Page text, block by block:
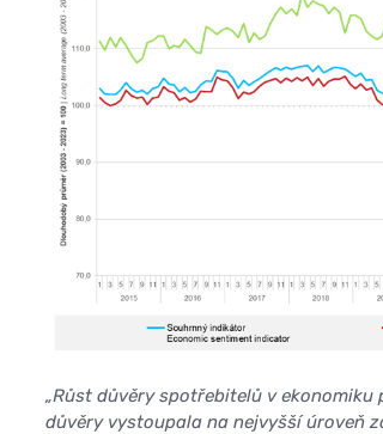
„Růst důvěry spotřebitelů v
důvěry vystoupala na nejvyšší úroveň